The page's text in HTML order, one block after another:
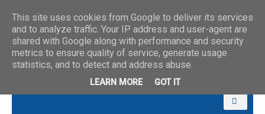
This site uses cookies from Google to deliver its services
and to analyze traffic. Your IP address and user-agent are
shared with Google along with performance and security
metrics to ensure quality of service, generate usage
statistics, and to detect and address abuse.
LEARN MORE GOT IT